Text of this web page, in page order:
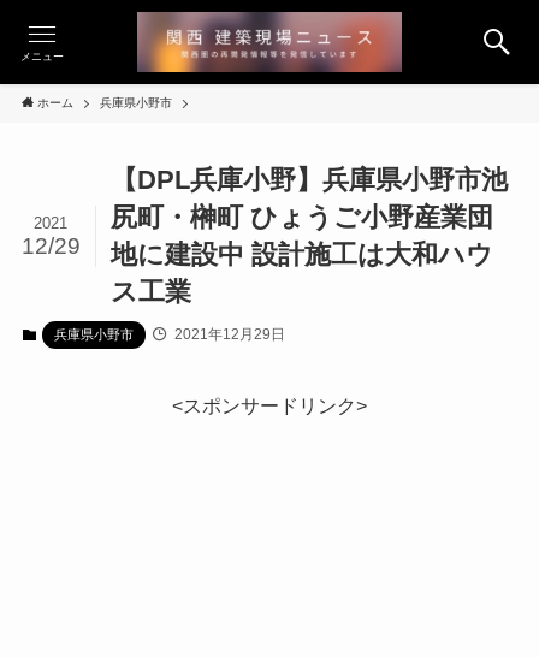
メニュー
ホーム 兵庫県小野市
【DPL兵庫小野】兵庫県小野市池
尻町・榊町 ひょうご小野産業団
地に建設中 設計施工は大和ハウ
ス工業
2021
12/29
兵庫県小野市 2021年12月29日
<スポンサードリンク>